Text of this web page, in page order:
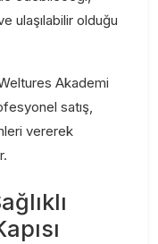
ulaşılabilir olduğu
Akademi
satış,
vererek